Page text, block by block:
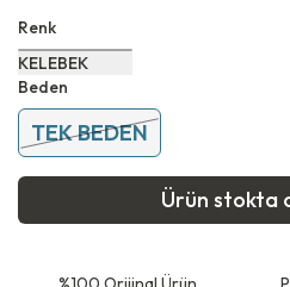
Renk
KELEBEK
Beden
TEK BEDEN
Ürün stokta